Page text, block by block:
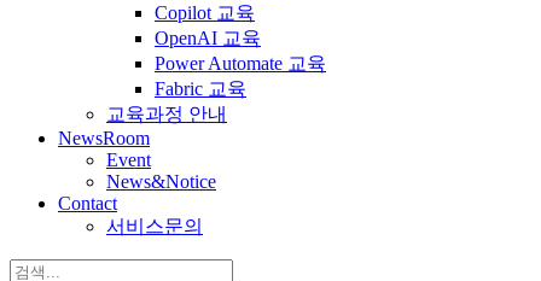
Copilot 교육
OpenAI 교육
Power Automate 교육
Fabric 교육
교육과정 안내
NewsRoom
Event
News&Notice
Contact
서비스문의
검